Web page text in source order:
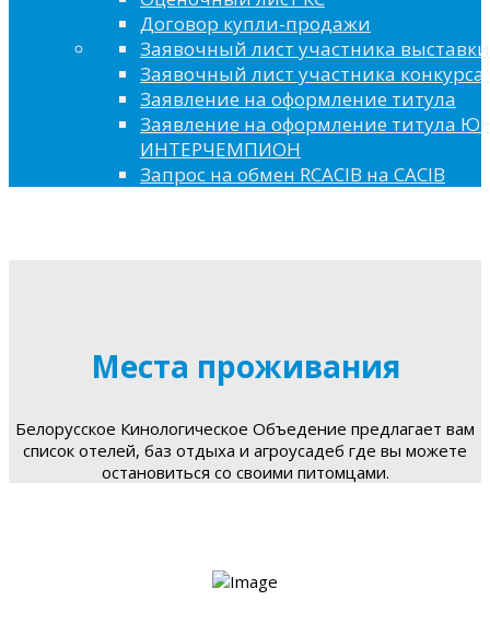
Договор купли-продажи
Заявочный лист участника выставки
Заявочный лист участника конкурса
Заявление на оформление титула
Заявление на оформление титула
ИНТЕРЧЕМПИОН
Запрос на обмен RCACIB на CACIB
Места проживания
Белорусское Кинологическое Объедение предлагает вам
список отелей, баз отдыха и агроусадеб где вы можете
остановиться со своими питомцами.